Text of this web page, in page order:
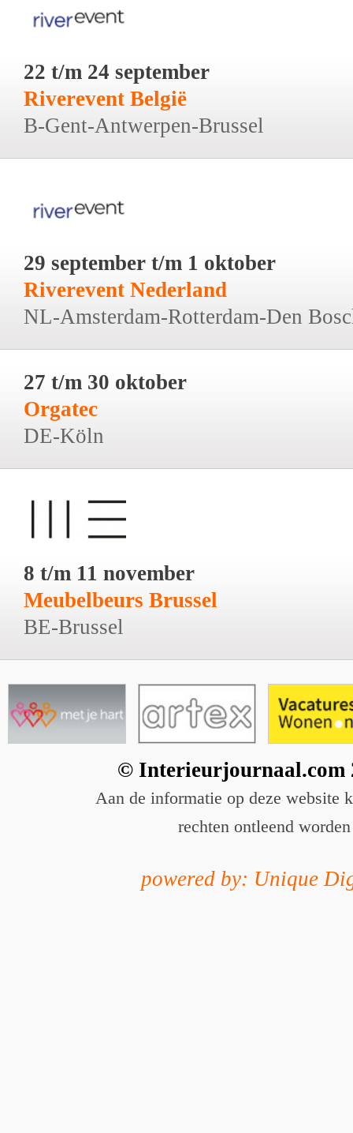
22 t/m 24 september
Riverevent België
B-Gent-Antwerpen-Brussel
29 september t/m 1 oktober
Riverevent Nederland
NL-Amsterdam-Rotterdam-Den
27 t/m 30 oktober
Orgatec
DE-Köln
8 t/m 11 november
Meubelbeurs Brussel
BE-Brussel
© Interieurjournaal.com
Aan de informatie op deze website
rechten ontleend worden
powered by: Unique